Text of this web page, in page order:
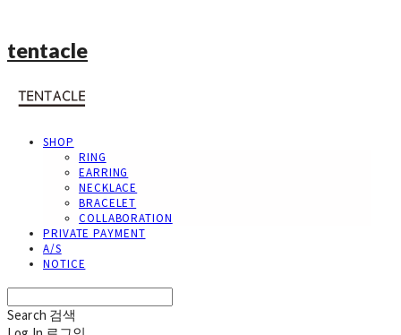
tentacle
SHOP
RING
EARRING
NECKLACE
BRACELET
COLLABORATION
PRIVATE PAYMENT
A/S
NOTICE
Search 검색